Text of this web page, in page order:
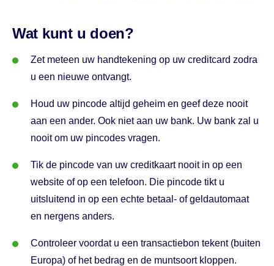
Wat kunt u doen?
Zet meteen uw handtekening op uw creditcard zodra
u een nieuwe ontvangt.
Houd uw pincode altijd geheim en geef deze nooit
aan een ander. Ook niet aan uw bank. Uw bank zal u
nooit om uw pincodes vragen.
Tik de pincode van uw creditkaart nooit in op een
website of op een telefoon. Die pincode tikt u
uitsluitend in op een echte betaal- of geldautomaat
en nergens anders.
Controleer voordat u een transactiebon tekent (buiten
Europa) of het bedrag en de muntsoort kloppen.